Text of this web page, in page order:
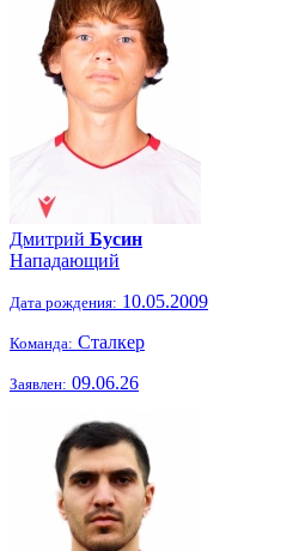
Дмитрий Бусин
Нападающий
Дата рождения: 10.05.2009
Команда: Сталкер
Заявлен: 09.06.26